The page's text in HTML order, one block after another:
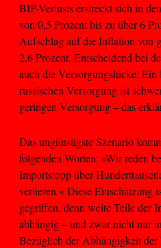
BIP-Verlusts erstreckt sich in
von 0,5 Prozent bis zu über 6
Aufschlag auf die Inflation von
2,6 Prozent. Entscheidend bei
auch die Versorgungslücke: Ein
russischen Versorgung ist
geringen Versorgung – das
Das ungünstigste Szenario
folgenden Worten: »Wir reden
Importstopp über
verlieren.« Diese Einschätzung
gegriffen, denn weite Teile der
abhängig – und zwar nicht nur
Bezüglich der Abhängigkeit der